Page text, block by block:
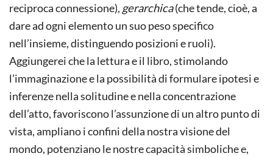
reciproca connessione), gerarchica(che tende, cioè, a
dare ad ogni elemento un suo peso specifico
nell’insieme, distinguendo posizioni e ruoli).
Aggiungerei che la lettura e il libro, stimolando
l’immaginazione e la possibilità di formulare ipotesi e
inferenze nella solitudine e nella concentrazione
dell’atto, favoriscono l’assunzione di un altro punto di
vista, ampliano i confini della nostra visione del
mondo, potenziano le nostre capacità simboliche e,